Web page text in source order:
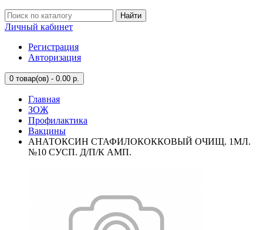
Найти
Личный кабинет
Регистрация
Авторизация
0 товар(ов) - 0.00 р.
Главная
ЗОЖ
Профилактика
Вакцины
АНАТОКСИН СТАФИЛОКОККОВЫЙ ОЧИЩ. 1МЛ.
№10 СУСП. Д/П/К АМП.